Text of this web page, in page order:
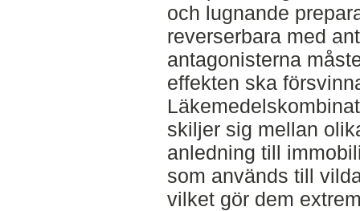
och lugnande
reverserbara med
antagonisterna
effekten ska
skiljer sig mellan
anledning till
som används till
vilket gör dem